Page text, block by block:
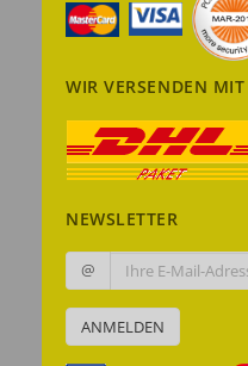
WIR VERSENDEN MIT
NEWSLETTER
@
ANMELDEN